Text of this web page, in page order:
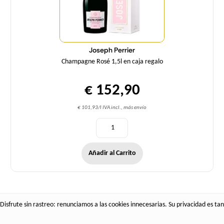
Joseph Perrier
Champagne Rosé 1,5l en caja regalo
€ 152,90
€ 101,93/l IVA incl., más envío
Añadir al Carrito
Disfrute sin rastreo: renunciamos a las cookies innecesarias. Su privacidad es tan